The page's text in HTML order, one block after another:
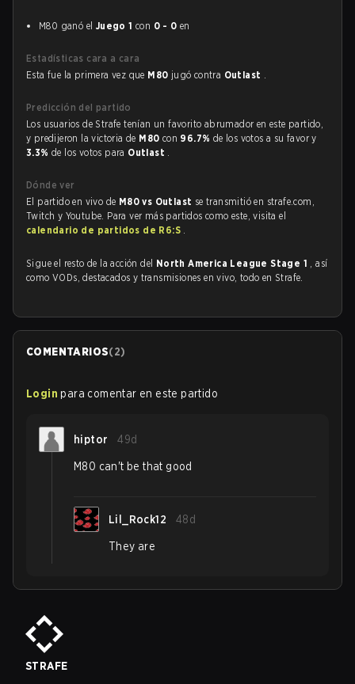
M80 ganó el Juego 1 con 0 - 0 en
Estadísticas cara a cara
Esta fue la primera vez que M80 jugó contra Outlast .
Predicción del partido
Los usuarios de Strafe tenían un favorito abrumador en este partido,
y predijeron la victoria de M80 con 96.7% de los votos a su favor y
3.3% de los votos para Outlast .
Dónde ver
El partido en vivo de M80 vs Outlast se transmitió en strafe.com,
Twitch y Youtube. Para ver más partidos como este, visita el
calendario de partidos de R6:S .
Sigue el resto de la acción del North America League Stage 1 , así
como VODs, destacados y transmisiones en vivo, todo en Strafe.
COMENTARIOS(2)
Login para comentar en este partido
hiptor 49d
M80 can't be that good
Lil_Rock12 48d
They are
STRAFE